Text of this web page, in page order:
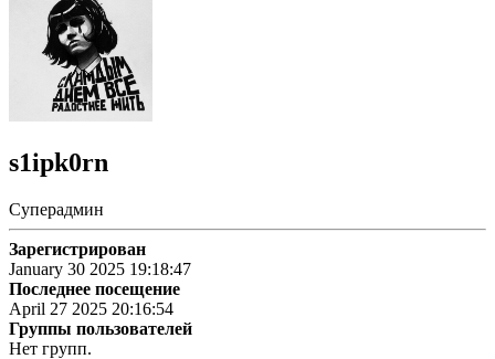
s1ipk0rn
Суперадмин
Зарегистрирован
January 30 2025 19:18:47
Последнее посещение
April 27 2025 20:16:54
Группы пользователей
Нет групп.